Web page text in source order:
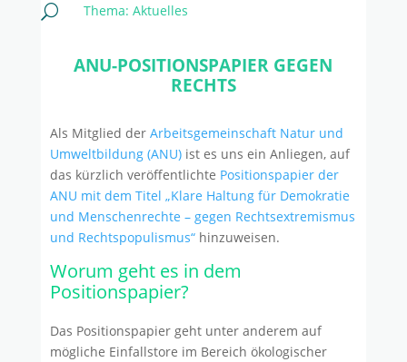
U
Thema: Aktuelles
ANU-POSITIONSPAPIER GEGEN
RECHTS
Als Mitglied der Arbeitsgemeinschaft Natur und
Umweltbildung (ANU)ist es uns ein Anliegen, auf
das kürzlich veröffentlichte Positionspapier der
ANU mit dem Titel „Klare Haltung für Demokratie
und Menschenrechte – gegen Rechtsextremismus
und Rechtspopulismus“hinzuweisen.
Worum geht es in dem
Positionspapier?
Das Positionspapier geht unter anderem auf
mögliche Einfallstore im Bereich ökologischer